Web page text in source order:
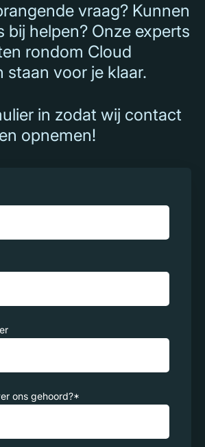
vraag? Kunnen
bij helpen? Onze experts
rondom Cloud
staan voor je klaar.
in zodat wij contact
opnemen!
ons gehoord?*